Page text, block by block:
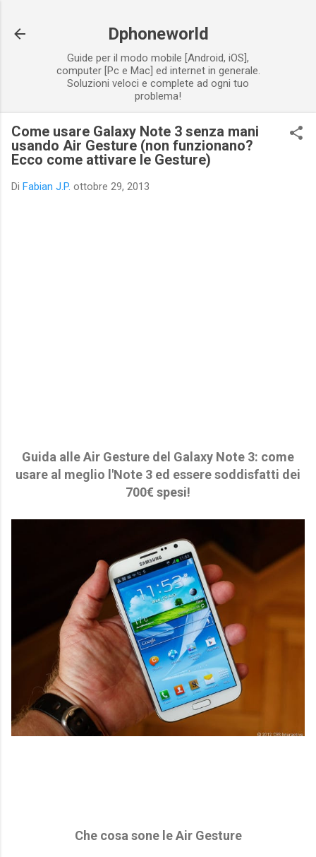
Dphoneworld
Guide per il modo mobile [Android, iOS],
computer [Pc e Mac] ed internet in generale.
Soluzioni veloci e complete ad ogni tuo
problema!
Come usare Galaxy Note 3 senza mani
usando Air Gesture (non funzionano?
Ecco come attivare le Gesture)
Di Fabian J.P. ottobre 29, 2013
Guida alle Air Gesture del Galaxy Note 3: come
usare al meglio l'Note 3 ed essere soddisfatti dei
700€ spesi!
Che cosa sone le Air Gesture